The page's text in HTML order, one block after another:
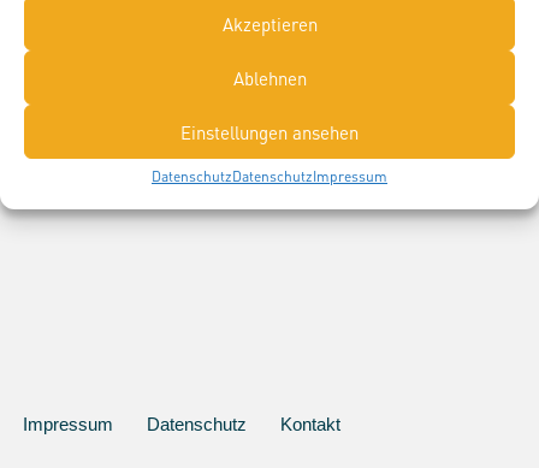
Akzeptieren
Ablehnen
Einstellungen ansehen
DatenschutzDatenschutzImpressum
Aussteller, die "Landwirt*in"
ausbilden:
Impressum Datenschutz Kontakt